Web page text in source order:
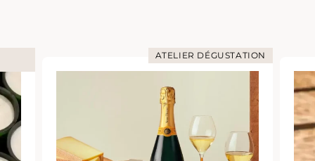
ATELIER DÉGUSTATION